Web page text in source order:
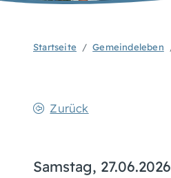
Startseite Gemeindeleben
Zurück
Samstag, 27.06.2026